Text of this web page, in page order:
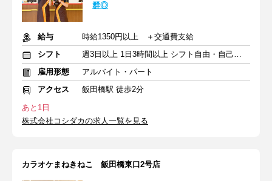
群◎
給与
時給1350円以上 ＋交通費支給
シフト
週3日以上 1日3時間以上 シフト自由・自己申告
雇用形態
アルバイト・パート
アクセス
飯田橋駅 徒歩2分
あと1日
株式会社コシダカの求人一覧を見る
カラオケまねきねこ 飯田橋東口2号店